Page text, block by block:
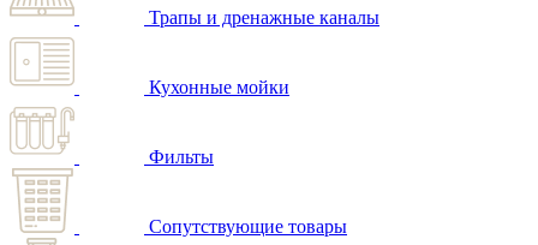
Трапы и дренажные каналы
Кухонные мойки
Фильты
Сопутствующие товары